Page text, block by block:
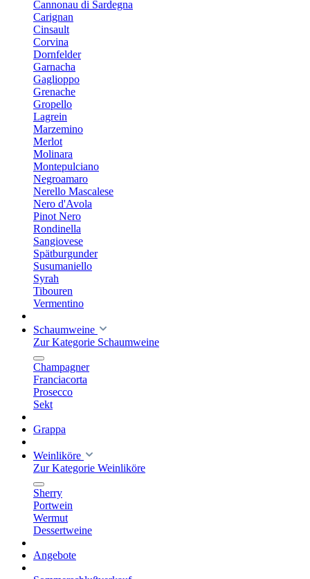
Cannonau di Sardegna
Carignan
Cinsault
Corvina
Dornfelder
Garnacha
Gaglioppo
Grenache
Gropello
Lagrein
Marzemino
Merlot
Molinara
Montepulciano
Negroamaro
Nerello Mascalese
Nero d'Avola
Pinot Nero
Rondinella
Sangiovese
Spätburgunder
Susumaniello
Syrah
Tibouren
Vermentino
Schaumweine
Zur Kategorie Schaumweine
Champagner
Franciacorta
Prosecco
Sekt
Grappa
Weinliköre
Zur Kategorie Weinliköre
Sherry
Portwein
Wermut
Dessertweine
Angebote